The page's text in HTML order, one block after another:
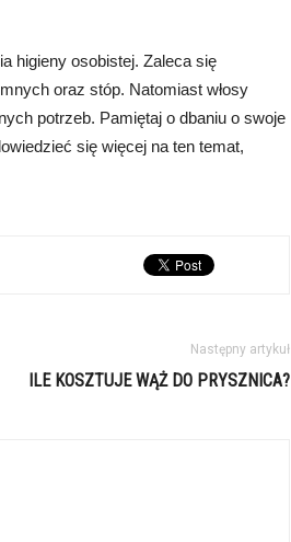
higieny osobistej. Zaleca się
oraz stóp. Natomiast włosy
potrzeb. Pamiętaj o dbaniu o swoje
się więcej na ten temat,
Następny artykuł
ILE KOSZTUJE WĄŻ DO PRYSZNICA?